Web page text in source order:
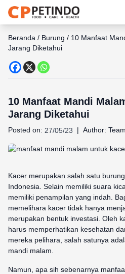
Beranda / Burung / 10 Manfaat
Jarang Diketahui
10 Manfaat Mandi
Jarang Diketahui
Posted on: 27/05/23 | Author:
Kacer merupakan salah satu
Indonesia. Selain memiliki suara
memiliki penampilan yang indah.
memelihara kacer tidak hanya
merupakan bentuk investasi. Oleh
harus memperhatikan kesehatan
mereka pelihara, salah satunya
mandi malam.
Namun, apa sih sebenarnya